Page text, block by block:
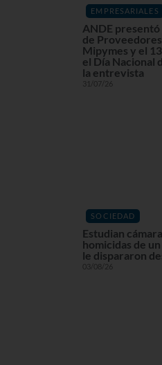
EMPRESARIALES
ANDE
de
Mipymes y el
el Día Nacional
la entrevista
31/07/26
SOCIEDAD
Estudian
homicidas de
le dispararon
03/08/26